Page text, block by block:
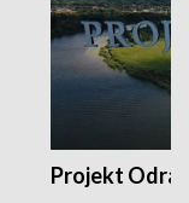
Projekt Odra